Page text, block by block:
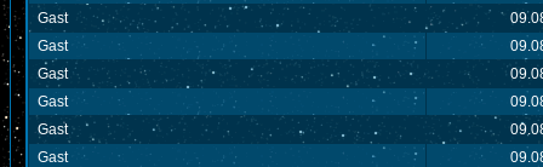
Gast
Gast
Gast
Gast
Gast
Gast